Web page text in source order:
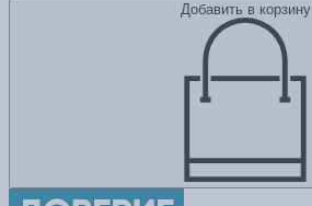
Добавить в корзину